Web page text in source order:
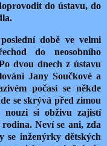
do ústavu, do
době ve velmi
do neosobního
dvou dnech z ústavu
Jany Součkové a
počasí se někde
se skrývá před zimou
si obživu zajistí
Neví se ani, zda
se inženýrky dětských